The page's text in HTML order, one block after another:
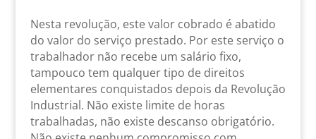
Nesta revolução, este valor cobrado é abatido
do valor do serviço prestado. Por este serviço o
trabalhador não recebe um salário fixo,
tampouco tem qualquer tipo de direitos
elementares conquistados depois da Revolução
Industrial. Não existe limite de horas
trabalhadas, não existe descanso obrigatório.